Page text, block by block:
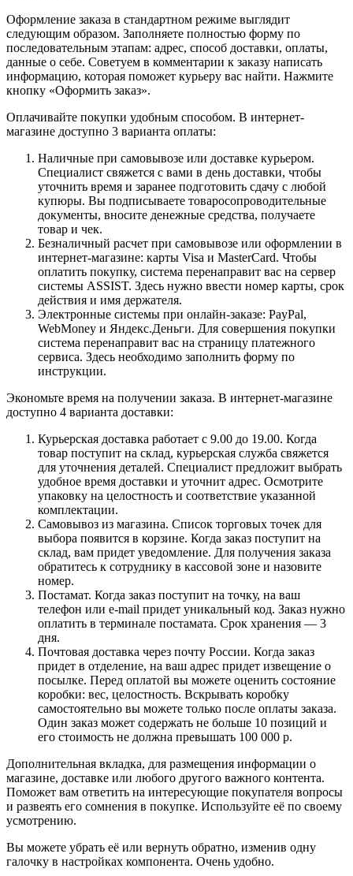
Оформление заказа в стандартном режиме выглядит
следующим образом. Заполняете полностью форму по
последовательным этапам: адрес, способ доставки, оплаты,
данные о себе. Советуем в комментарии к заказу написать
информацию, которая поможет курьеру вас найти. Нажмите
кнопку «Оформить заказ».
Оплачивайте покупки удобным способом. В интернет-
магазине доступно 3 варианта оплаты:
Наличные при самовывозе или доставке курьером.
Специалист свяжется с вами в день доставки, чтобы
уточнить время и заранее подготовить сдачу с любой
купюры. Вы подписываете товаросопроводительные
документы, вносите денежные средства, получаете
товар и чек.
Безналичный расчет при самовывозе или оформлении в
интернет-магазине: карты Visa и MasterCard. Чтобы
оплатить покупку, система перенаправит вас на сервер
системы ASSIST. Здесь нужно ввести номер карты, срок
действия и имя держателя.
Электронные системы при онлайн-заказе: PayPal,
WebMoney и Яндекс.Деньги. Для совершения покупки
система перенаправит вас на страницу платежного
сервиса. Здесь необходимо заполнить форму по
инструкции.
Экономьте время на получении заказа. В интернет-магазине
доступно 4 варианта доставки:
Курьерская доставка работает с 9.00 до 19.00. Когда
товар поступит на склад, курьерская служба свяжется
для уточнения деталей. Специалист предложит выбрать
удобное время доставки и уточнит адрес. Осмотрите
упаковку на целостность и соответствие указанной
комплектации.
Самовывоз из магазина. Список торговых точек для
выбора появится в корзине. Когда заказ поступит на
склад, вам придет уведомление. Для получения заказа
обратитесь к сотруднику в кассовой зоне и назовите
номер.
Постамат. Когда заказ поступит на точку, на ваш
телефон или e-mail придет уникальный код. Заказ нужно
оплатить в терминале постамата. Срок хранения — 3
дня.
Почтовая доставка через почту России. Когда заказ
придет в отделение, на ваш адрес придет извещение о
посылке. Перед оплатой вы можете оценить состояние
коробки: вес, целостность. Вскрывать коробку
самостоятельно вы можете только после оплаты заказа.
Один заказ может содержать не больше 10 позиций и
его стоимость не должна превышать 100 000 р.
Дополнительная вкладка, для размещения информации о
магазине, доставке или любого другого важного контента.
Поможет вам ответить на интересующие покупателя вопросы
и развеять его сомнения в покупке. Используйте её по своему
усмотрению.
Вы можете убрать её или вернуть обратно, изменив одну
галочку в настройках компонента. Очень удобно.